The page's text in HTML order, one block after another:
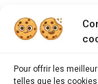
Pour offrir les
telles que les